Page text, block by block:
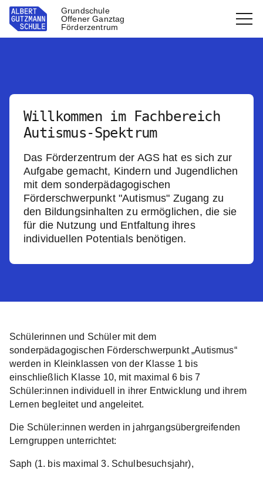
Grundschule
Offener Ganztag
Förderzentrum
Willkommen im Fachbereich
Autismus-Spektrum
Das Förderzentrum der AGS hat es sich zur
Aufgabe gemacht, Kindern und Jugendlichen
mit dem sonderpädagogischen
Förderschwerpunkt "Autismus" Zugang zu
den Bildungsinhalten zu ermöglichen, die sie
für die Nutzung und Entfaltung ihres
individuellen Potentials benötigen.
Schülerinnen und Schüler mit dem
sonderpädagogischen Förderschwerpunkt „Autismus“
werden in Kleinklassen von der Klasse 1 bis
einschließlich Klasse 10, mit maximal 6 bis 7
Schüler:innen individuell in ihrer Entwicklung und ihrem
Lernen begleitet und angeleitet.
Die Schüler:innen werden in jahrgangsübergreifenden
Lerngruppen unterrichtet:
Saph (1. bis maximal 3. Schulbesuchsjahr),